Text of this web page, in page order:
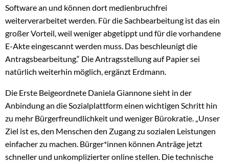
Software an und können dort medienbruchfrei
weiterverarbeitet werden. Für die Sachbearbeitung ist das ein
großer Vorteil, weil weniger abgetippt und für die vorhandene
E-Akte eingescannt werden muss. Das beschleunigt die
Antragsbearbeitung.“ Die Antragsstellung auf Papier sei
natürlich weiterhin möglich, ergänzt Erdmann.
Die Erste Beigeordnete Daniela Giannone sieht in der
Anbindung an die Sozialplattform einen wichtigen Schritt hin
zu mehr Bürgerfreundlichkeit und weniger Bürokratie. „Unser
Ziel ist es, den Menschen den Zugang zu sozialen Leistungen
einfacher zu machen. Bürger*innen können Anträge jetzt
schneller und unkomplizierter online stellen. Die technische